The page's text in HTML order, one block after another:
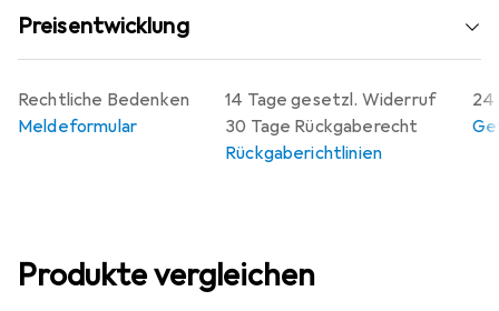
Preisentwicklung
14 Tage gesetzl. Widerruf
30 Tage Rückgaberecht
Rückgaberichtlinien
24
Rechtliche Bedenken
Meldeformular
Produkte vergleichen